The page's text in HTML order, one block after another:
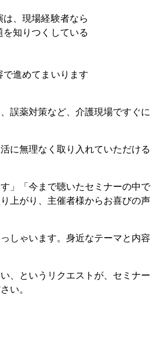
、現場経験者なら
知りつくしている
進めてまいります
誤薬対策など、介護現場ですぐに
に無理なく取り入れていただける
」「今まで聴いたセミナーの中で
上がり、主催者様からお喜びの声
しゃいます。身近なテーマと内容
、というリクエストが、セミナー
い。